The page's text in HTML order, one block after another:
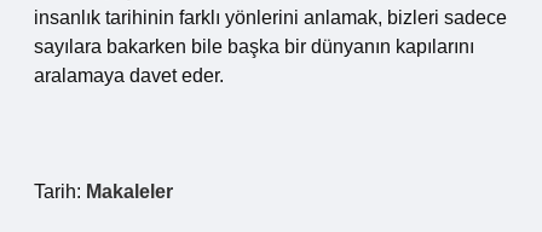
insanlık tarihinin farklı yönlerini anlamak, bizleri sadece
sayılara bakarken bile başka bir dünyanın kapılarını
aralamaya davet eder.
Tarih: Makaleler